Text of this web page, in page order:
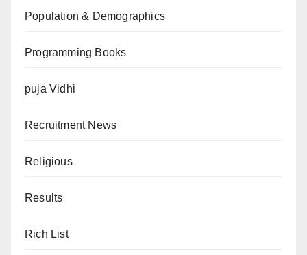
Population & Demographics
Programming Books
puja Vidhi
Recruitment News
Religious
Results
Rich List